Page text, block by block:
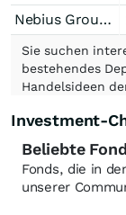
Nebius Group Registered (A)
Sie suchen
bestehendes
Handelsideen
Investment-
Beliebte
Fonds, die in
unserer